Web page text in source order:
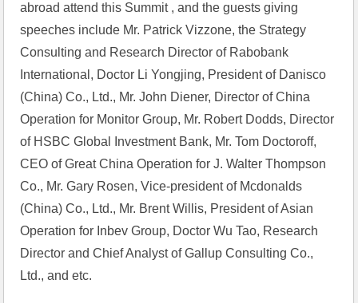
abroad attend this Summit , and the guests giving
speeches include Mr. Patrick Vizzone, the Strategy
Consulting and Research Director of Rabobank
International, Doctor Li Yongjing, President of Danisco
(China) Co., Ltd., Mr. John Diener, Director of China
Operation for Monitor Group, Mr. Robert Dodds, Director
of HSBC Global Investment Bank, Mr. Tom Doctoroff,
CEO of Great China Operation for J. Walter Thompson
Co., Mr. Gary Rosen, Vice-president of Mcdonalds
(China) Co., Ltd., Mr. Brent Willis, President of Asian
Operation for Inbev Group, Doctor Wu Tao, Research
Director and Chief Analyst of Gallup Consulting Co.,
Ltd., and etc.